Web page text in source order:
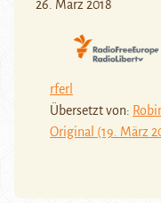
26. März 2018
rferl
Übersetzt von:
Original (19. März